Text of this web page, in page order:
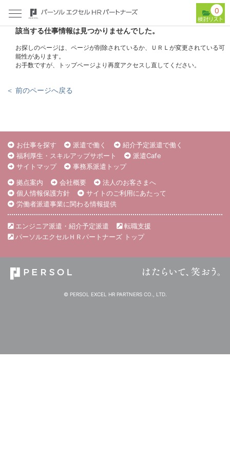
0
該当する仕事情報は見つかりませんでした。
お探しのページは、ページが削除されているか、ＵＲＬが変更されている可
能性があります。
お手数ですが、トップページより再度アクセスし直してください。
＜ 前のページへ戻る
お仕事を探す 派遣で働く
紹介予定派遣で働く
福利厚生・スキルアップサポート
派遣Cafe
サイトマップ
事務系派遣トップ
拠点案内
会社概要
法人のお客さまへ
個人情報保護方針
サイトのご利用にあたって
労働者派遣事業に関わる情報提供
エンジニア派遣・紹介予定派遣
転職支援
パーソルエクセルＨＲパートナーズ トップ
© PERSOL EXCEL HR PARTNERS CO., LTD.